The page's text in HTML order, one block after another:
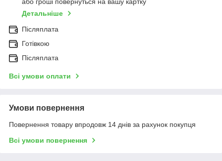
або гроші повернуться на вашу картку
Детальніше
Післяплата
Готівкою
Післяплата
Всі умови оплати
Умови повернення
Повернення товару впродовж 14 днів за рахунок покупця
Всі умови повернення